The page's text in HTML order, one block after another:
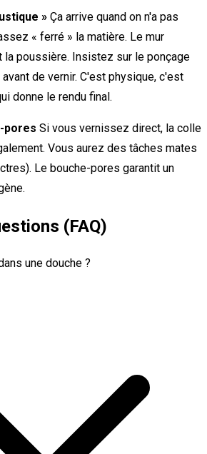
» Ça arrive quand on n'a pas
« ferré » la matière. Le mur
la poussière. Insistez sur le ponçage
de vernir. C'est physique, c'est
donne le rendu final.
pores Si vous vernissez direct, la colle
Vous aurez des tâches mates
Le bouche-pores garantit un
(FAQ)
une douche ?